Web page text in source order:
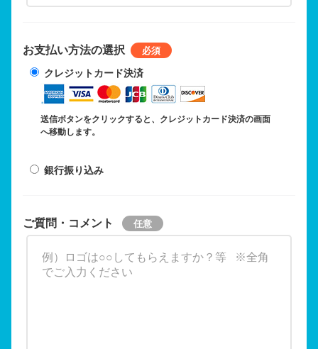
お支払い方法の選択
クレジットカード決済
送信ボタンをクリックすると、クレジットカード決済の画面
へ移動します。
銀行振り込み
ご質問・コメント